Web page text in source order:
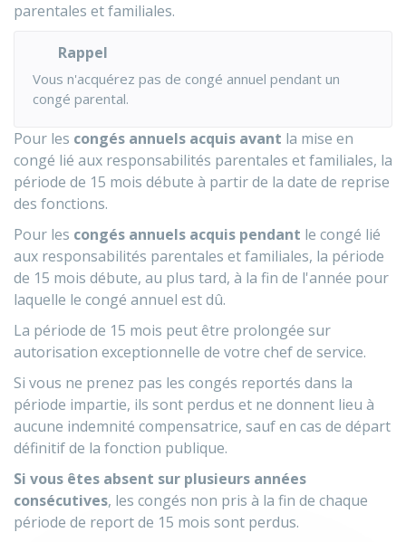
parentales et familiales.
Rappel
Vous n'acquérez pas de congé annuel pendant un
congé parental.
Pour les congés annuels acquis avant la mise en
congé lié aux responsabilités parentales et familiales, la
période de 15 mois débute à partir de la date de reprise
des fonctions.
Pour les congés annuels acquis pendant le congé lié
aux responsabilités parentales et familiales, la période
de 15 mois débute, au plus tard, à la fin de l'année pour
laquelle le congé annuel est dû.
La période de 15 mois peut être prolongée sur
autorisation exceptionnelle de votre chef de service.
Si vous ne prenez pas les congés reportés dans la
période impartie, ils sont perdus et ne donnent lieu à
aucune indemnité compensatrice, sauf en cas de départ
définitif de la fonction publique.
Si vous êtes absent sur plusieurs années
consécutives, les congés non pris à la fin de chaque
période de report de 15 mois sont perdus.